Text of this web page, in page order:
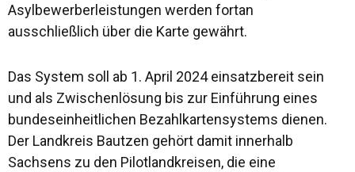
Asylbewerberleistungen werden fortan
ausschließlich über die Karte gewährt.
Das System soll ab 1. April 2024 einsatzbereit sein
und als Zwischenlösung bis zur Einführung eines
bundeseinheitlichen Bezahlkartensystems dienen.
Der Landkreis Bautzen gehört damit innerhalb
Sachsens zu den Pilotlandkreisen, die eine